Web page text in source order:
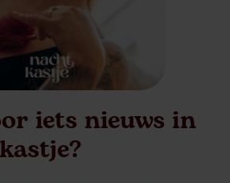
iets nieuws in